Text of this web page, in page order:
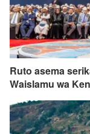
Ruto asema
Waislamu wa